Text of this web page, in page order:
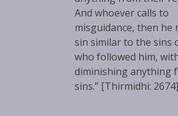
And whoever calls to
misguidance, then he
sin similar to the sins
who followed him,
diminishing anything
sins.” [Thirmidhi: 2674]